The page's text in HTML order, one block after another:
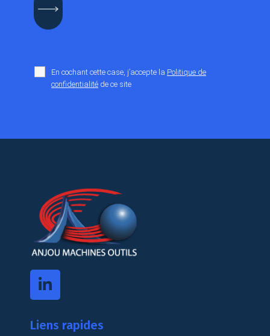
En cochant cette case, j’accepte la Politique de
confidentialité de ce site
Liens rapides